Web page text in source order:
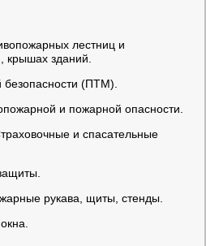
лестниц и
крышах зданий.
(ПТМ).
и пожарной опасности.
и спасательные
рукава, щиты, стенды.